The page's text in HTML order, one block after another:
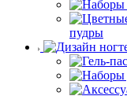
пудры